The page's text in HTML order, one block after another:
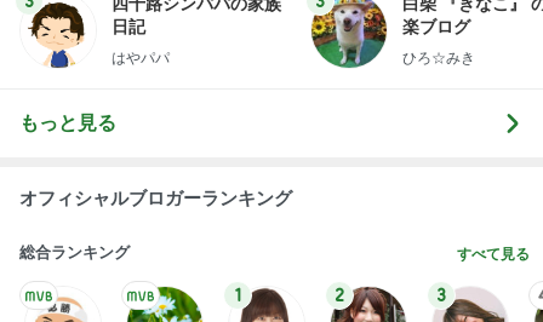
日記
はやパパ
楽ブログ
ひろ☆みき
もっと見る
オフィシャルブロガーランキング
総合ランキング すべて見る
1 2 3